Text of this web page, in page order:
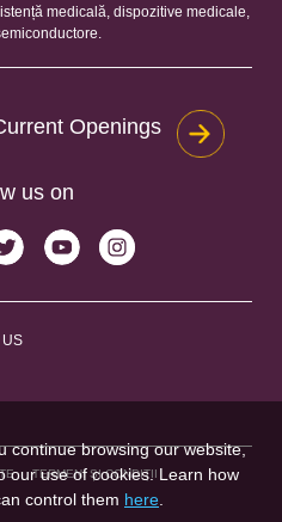
medicală, dispozitive medicale,
Openings
us on
US
TERMENI ȘI CONDIȚII
continue browsing our website,
our use of cookies. Learn how
control them here